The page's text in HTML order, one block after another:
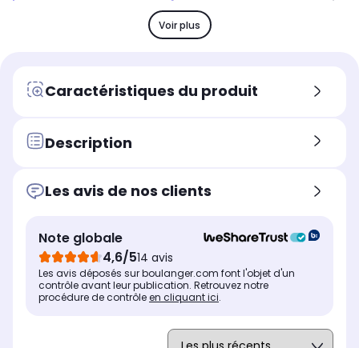
Capacité du four
Cavité XL (66L)
Voir plus
Caractéristiques du produit
Description
Les avis de nos clients
Note globale
4,6/514 avis
Les avis déposés sur boulanger.com font l'objet d'un
contrôle avant leur publication. Retrouvez notre
procédure de contrôleen cliquant ici.